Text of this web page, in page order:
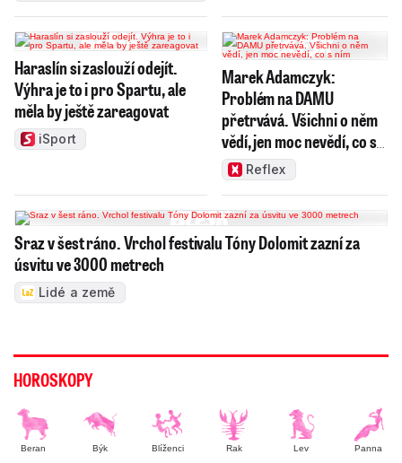
Haraslín si zaslouží odejít.
Výhra je to i pro Spartu, ale
měla by ještě zareagovat
iSport
Marek Adamczyk:
Problém na DAMU
přetrvává. Všichni o něm
vědí, jen moc nevědí, co s
nímReflex
Sraz v šest ráno. Vrchol festivalu Tóny Dolomit zazní za
úsvitu ve 3000 metrech
Lidé a země
HOROSKOPY
Beran Býk Blíženci Rak Lev Panna